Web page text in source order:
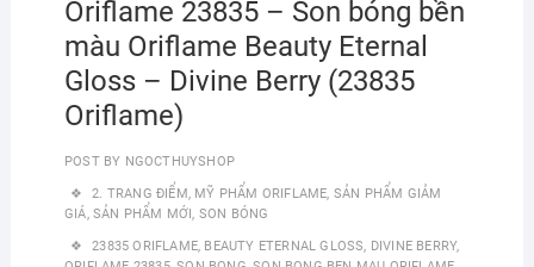
Oriflame 23835 – Son bóng bền
màu Oriflame Beauty Eternal
Gloss – Divine Berry (23835
Oriflame)
POST BY NGOCTHUYSHOP
2. TRANG ĐIỂM, MỸ PHẨM ORIFLAME, SẢN PHẨM GIẢM
GIÁ, SẢN PHẨM MỚI, SON BÓNG
23835 ORIFLAME, BEAUTY ETERNAL GLOSS, DIVINE BERRY,